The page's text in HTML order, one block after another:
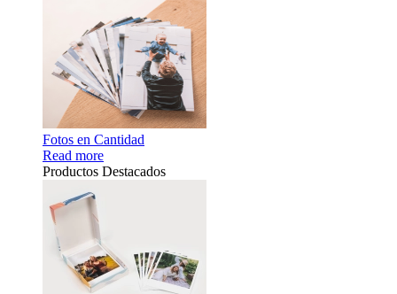
Fotos en Cantidad
Read more
Productos Destacados